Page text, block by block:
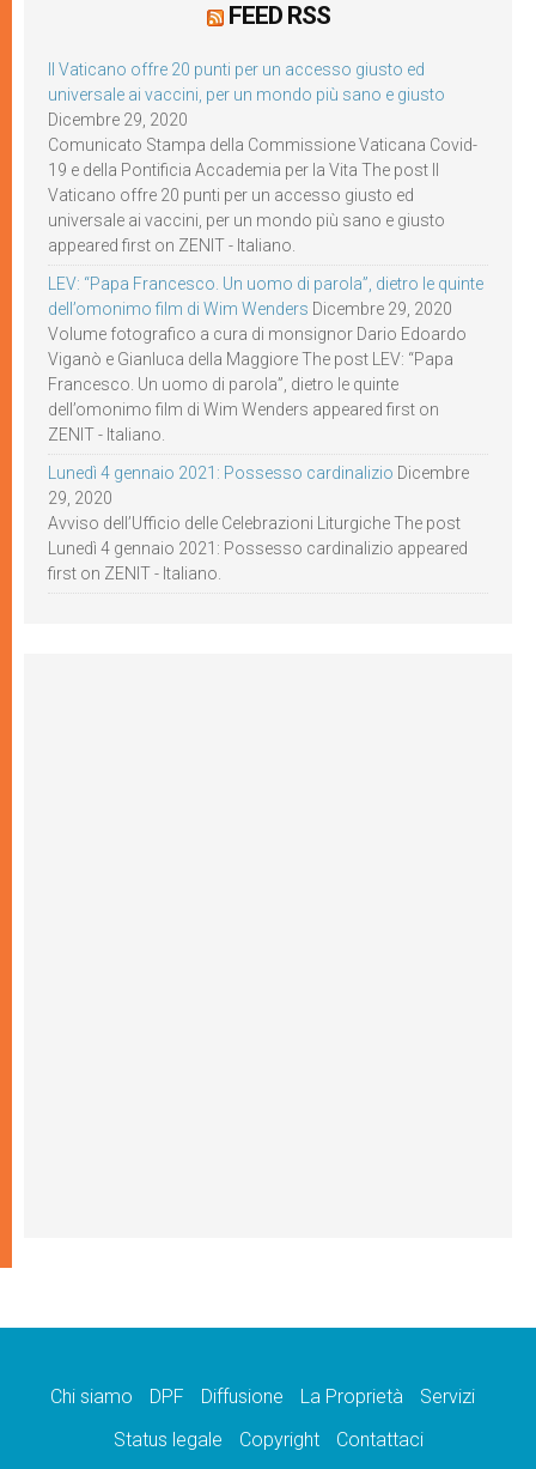
FEED RSS
Il Vaticano offre 20 punti per un accesso giusto ed
universale ai vaccini, per un mondo più sano e giusto
Dicembre 29, 2020
Comunicato Stampa della Commissione Vaticana Covid-
19 e della Pontificia Accademia per la Vita The post Il
Vaticano offre 20 punti per un accesso giusto ed
universale ai vaccini, per un mondo più sano e giusto
appeared first on ZENIT - Italiano.
LEV: “Papa Francesco. Un uomo di parola”, dietro le quinte
dell’omonimo film di Wim Wenders Dicembre 29, 2020
Volume fotografico a cura di monsignor Dario Edoardo
Viganò e Gianluca della Maggiore The post LEV: “Papa
Francesco. Un uomo di parola”, dietro le quinte
dell’omonimo film di Wim Wenders appeared first on
ZENIT - Italiano.
Lunedì 4 gennaio 2021: Possesso cardinalizio Dicembre
29, 2020
Avviso dell’Ufficio delle Celebrazioni Liturgiche The post
Lunedì 4 gennaio 2021: Possesso cardinalizio appeared
first on ZENIT - Italiano.
Chi siamo DPF Diffusione La Proprietà
Servizi
Status legale
Copyright Contattaci